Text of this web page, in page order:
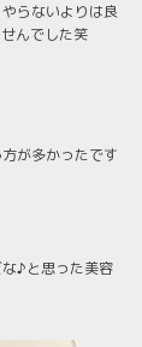
らないよりは良
んでした笑
が多かったです
♪と思った美容